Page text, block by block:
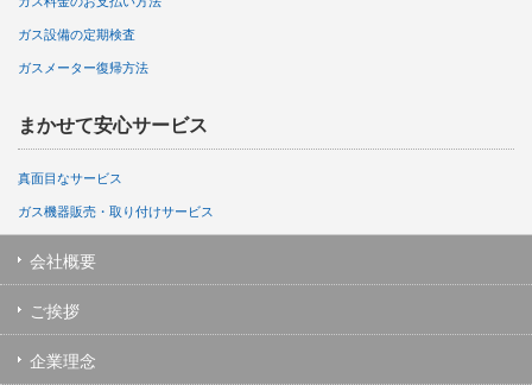
ガス設備の定期検査
ガスメーター復帰方法
まかせて安心サービス
真面目なサービス
ガス機器販売・取り付けサービス
会社概要
ご挨拶
企業理念